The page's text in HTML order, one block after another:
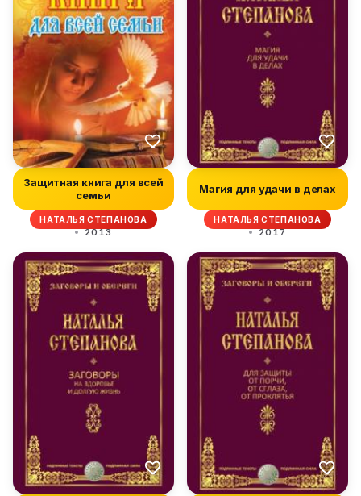
Защитная книга для всей
семьи
НАТАЛЬЯ СТЕПАНОВА
2013
Магия для удачи в делах
НАТАЛЬЯ СТЕПАНОВА
2017